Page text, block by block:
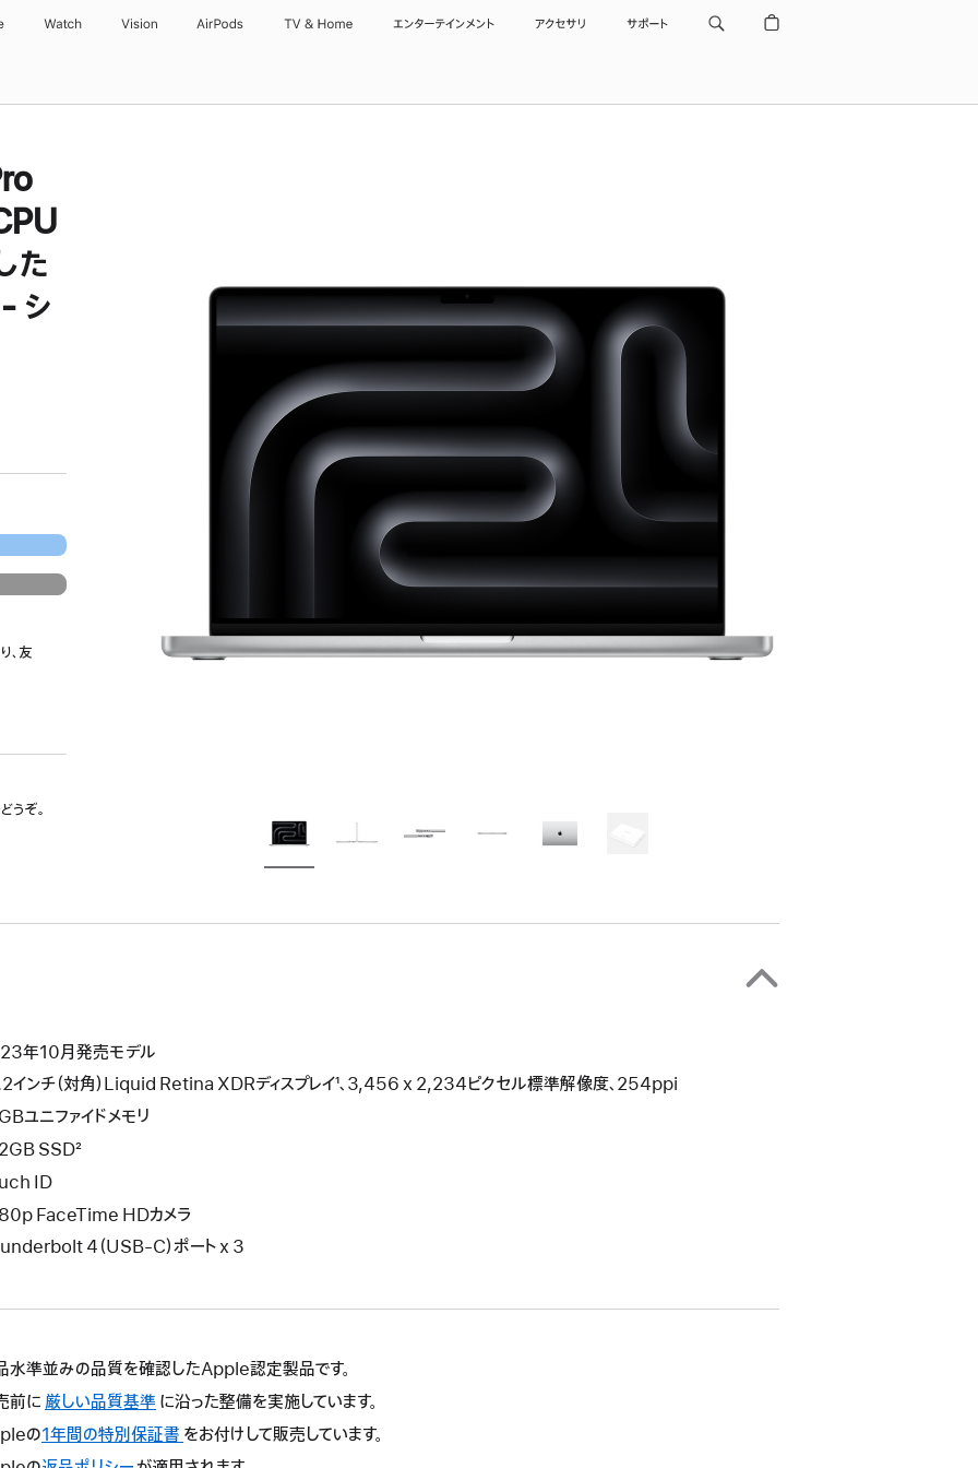
Watch Vision AirPods TV & Home エンターテインメント アクセサリ サポート
た
シ
、友
ぞ。
年10月発売モデル
インチ（対角）Liquid Retina XDRディスプレイ¹、3,456 x 2,234ピクセル標準解像度、254ppi
ユニファイドメモリ
SSD²
ID
FaceTime HDカメラ
4（USB-C）ポート x 3
水準並みの品質を確認したApple認定製品です。
前に 厳しい品質基準 に沿った整備を実施しています。
の1年間の特別保証書 こ
の
をお付けして販売しています。